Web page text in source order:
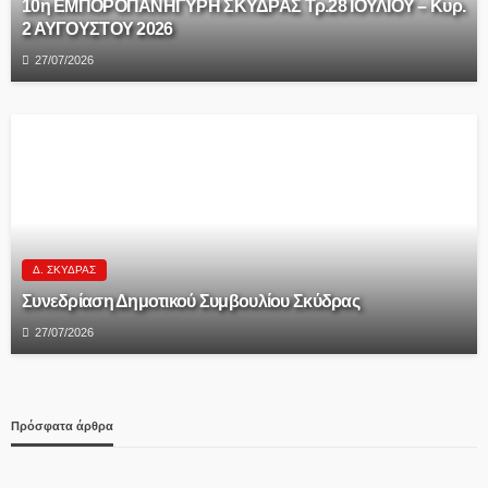
10η ΕΜΠΟΡΟΠΑΝΗΓΥΡΗ ΣΚΥΔΡΑΣ Τρ.28 ΙΟΥΛΙΟΥ – Κυρ.
2 ΑΥΓΟΥΣΤΟΥ 2026
27/07/2026
Δ. ΣΚΎΔΡΑΣ
Συνεδρίαση Δημοτικού Συμβουλίου Σκύδρας
27/07/2026
Πρόσφατα άρθρα